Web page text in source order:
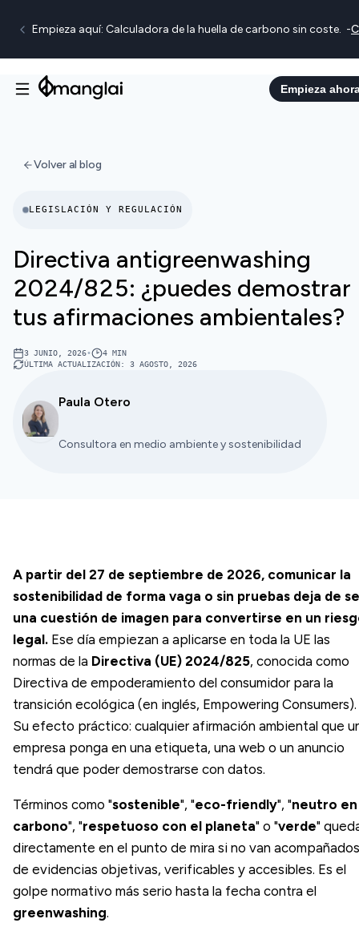
Empieza aquí: Calculadora de la huella de carbono sin coste. -
Empieza
Volver al blog
LEGISLACIÓN Y REGULACIÓN
Directiva antigreenwashing
2024/825: ¿puedes demostrar
tus afirmaciones ambientales?
3 JUNIO, 2026• 4 MIN
ÚLTIMA ACTUALIZACIÓN: 3 AGOSTO, 2026
Paula Otero
Consultora en medio ambiente y sostenibilidad
A partir del 27 de septiembre de 2026, comunicar la
sostenibilidad de forma vaga o sin pruebas deja de
una cuestión de imagen para convertirse en un
legal. Ese día empiezan a aplicarse en toda la UE las
normas de la Directiva (UE) 2024/825, conocida como
Directiva de empoderamiento del consumidor para la
transición ecológica (en inglés, Empowering Consumers).
Su efecto práctico: cualquier afirmación ambiental que
empresa ponga en una etiqueta, una web o un anuncio
tendrá que poder demostrarse con datos.
Términos como "sostenible", "eco-friendly", "neutro en
carbono", "respetuoso con el planeta" o "verde"
directamente en el punto de mira si no van acompañados
de evidencias objetivas, verificables y accesibles. Es el
golpe normativo más serio hasta la fecha contra el
greenwashing.